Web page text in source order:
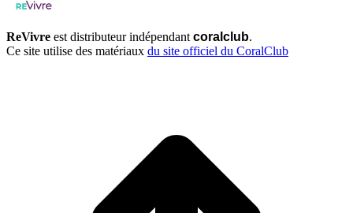
ReVivre est distributeur indépendant coralclub.
Ce site utilise des matériaux du site officiel du CoralClub